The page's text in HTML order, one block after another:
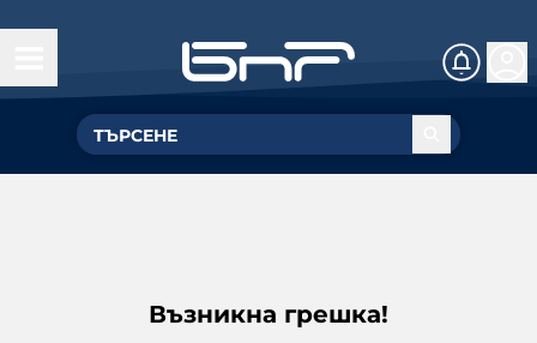
Възникна грешка!